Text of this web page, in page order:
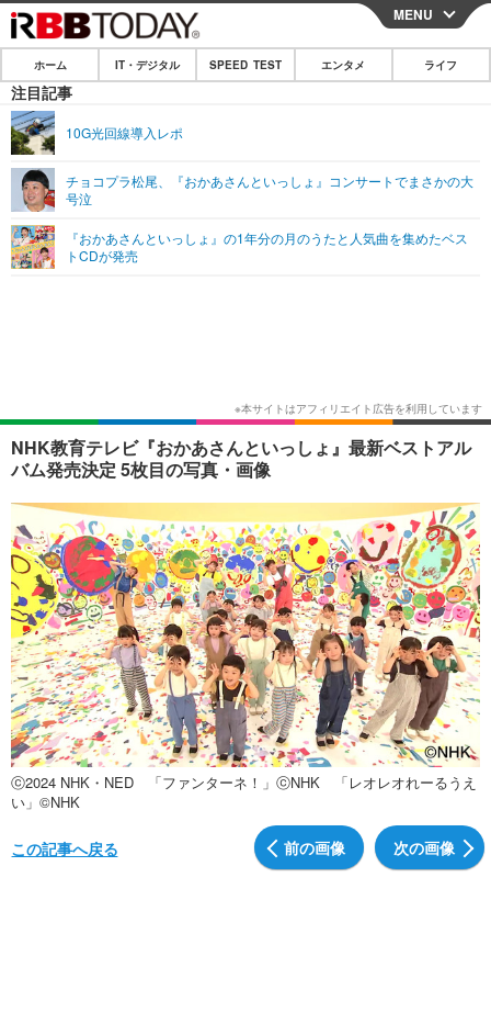
CLOSE
ホーム
IT・デジタル
ショッピング その他
SPEED TEST
エンタメ
エンタメTOP
ショッピング その他
ライフ
MENU
ホーム IT・デジタル SPEED TEST エンタメ ライフ
注目記事
10G光回線導入レポ
チョコプラ松尾、『おかあさんといっしょ』コンサートでまさかの大
号泣
『おかあさんといっしょ』の1年分の月のうたと人気曲を集めたベス
トCDが発売
NHK教育テレビ『おかあさんといっしょ』最新ベストアル
バム発売決定 5枚目の写真・画像
ⓒ2024 NHK・NED 「ファンターネ！」ⓒNHK 「レオレオれーるうえ
い」©NHK
前の画像 次の画像
この記事へ戻る